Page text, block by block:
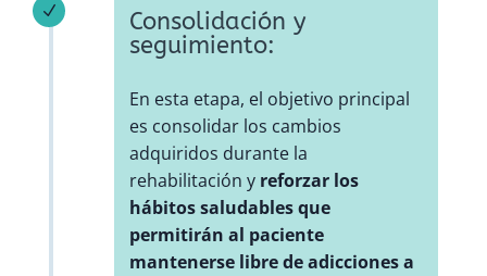
N
Consolidación y
seguimiento:
En esta etapa, el objetivo principal
es consolidar los cambios
adquiridos durante la
rehabilitación y reforzar los
hábitos saludables que
permitirán al paciente
mantenerse libre de adicciones a